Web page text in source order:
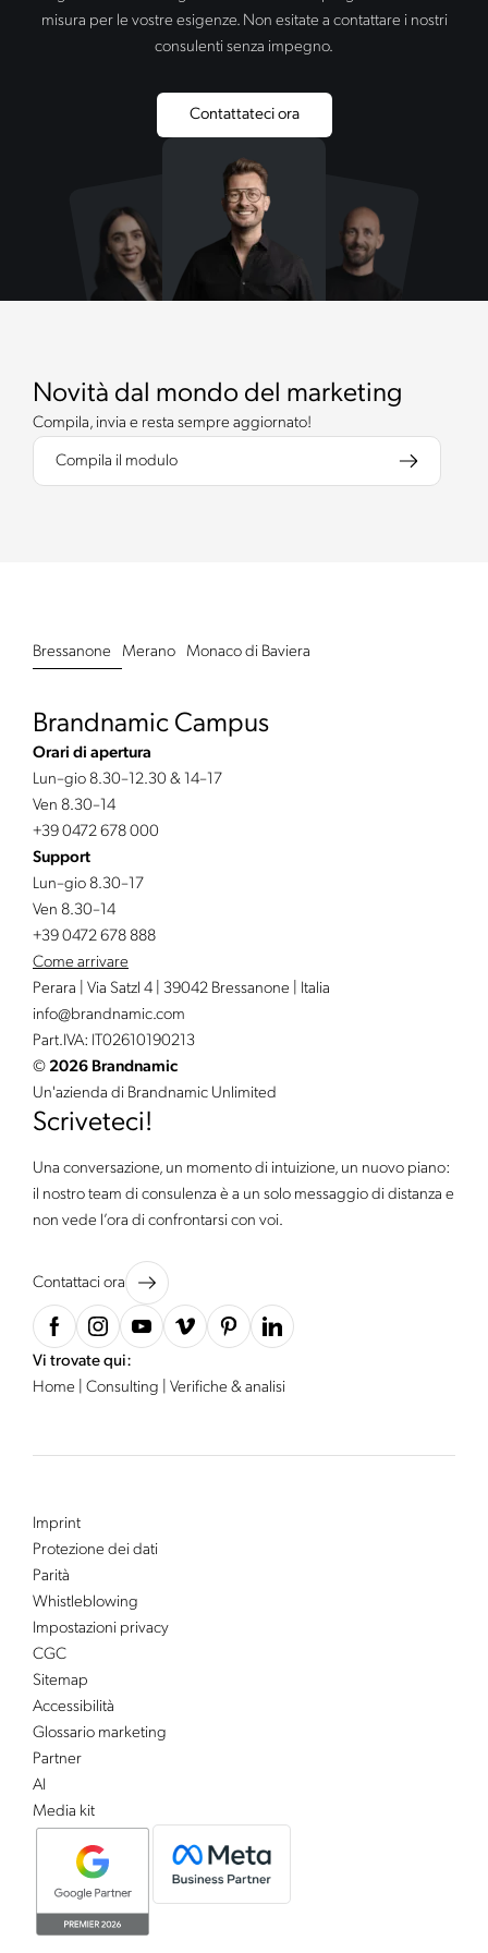
misura per le vostre esigenze. Non esitate a contattare i nostri
consulenti senza impegno.
Contattateci ora
Novità dal mondo del marketing
Compila, invia e resta sempre aggiornato!
Compila il modulo
Bressanone Merano Monaco di Baviera
Brandnamic Campus
Orari di apertura
Lun–gio 8.30–12.30 & 14–17
Ven 8.30–14
+39 0472 678 000
Support
Lun–gio 8.30–17
Ven 8.30–14
+39 0472 678 888
Come arrivare
Perara | Via Satzl 4 | 39042 Bressanone | Italia
info@brandnamic.com
Part.IVA: IT02610190213
© 2026 Brandnamic
Un'azienda di Brandnamic Unlimited
Scriveteci!
Una conversazione, un momento di intuizione, un nuovo piano:
il nostro team di consulenza è a un solo messaggio di distanza e
non vede l’ora di confrontarsi con voi.
Contattaci ora
Vi trovate qui:
Home
Consulting Verifiche & analisi
Imprint
Protezione dei dati
Parità
Whistleblowing
Impostazioni privacy
CGC
Sitemap
Accessibilità
Glossario marketing
Partner
AI
Media kit